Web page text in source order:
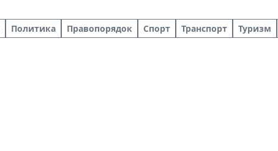
Политика Правопорядок Спорт Транспорт Туризм